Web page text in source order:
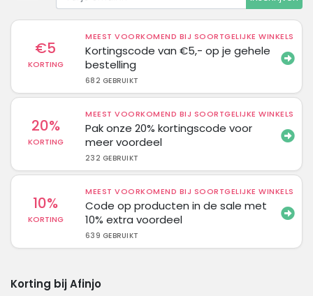
€5
KORTING
MEEST VOORKOMEND BIJ SOORTGELIJKE WINKELS
Kortingscode van €5,- op je gehele
bestelling
682 GEBRUIKT
20%
KORTING
MEEST VOORKOMEND BIJ SOORTGELIJKE WINKELS
Pak onze 20% kortingscode voor
meer voordeel
232 GEBRUIKT
10%
KORTING
MEEST VOORKOMEND BIJ SOORTGELIJKE WINKELS
Code op producten in de sale met
10% extra voordeel
639 GEBRUIKT
Korting bij Afinjo